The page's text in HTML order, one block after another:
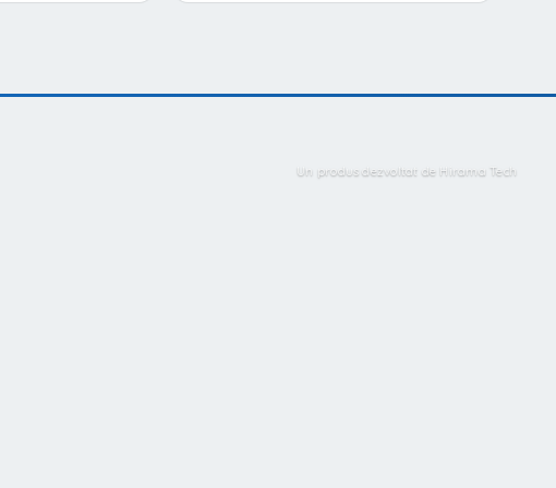
Un produs dezvoltat de Hirama Tech